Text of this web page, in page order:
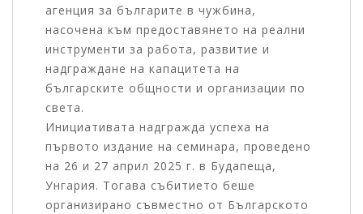
агенция за българите в чужбина,
насочена към предоставянето на реални
инструменти за работа, развитие и
надграждане на капацитета на
българските общности и организации по
света.
Инициативата надгражда успеха на
първото издание на семинара, проведено
на 26 и 27 април 2025 г. в Будапеща,
Унгария. Тогава събитието беше
организирано съвместно от Българското